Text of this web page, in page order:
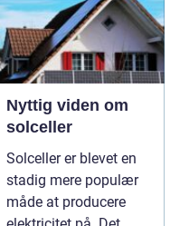
Nyttig viden om
solceller
Solceller er blevet en
stadig mere populær
måde at producere